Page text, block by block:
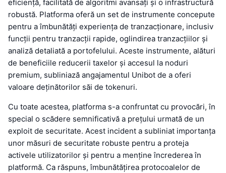
eficiență, facilitată de algoritmi avansați și o infrastructură
robustă. Platforma oferă un set de instrumente concepute
pentru a îmbunătăți experiența de tranzacționare, inclusiv
funcții pentru tranzacții rapide, oglindirea tranzacțiilor și
analiză detaliată a portofelului. Aceste instrumente, alături
de beneficiile reducerii taxelor și accesul la noduri
premium, subliniază angajamentul Unibot de a oferi
valoare deținătorilor săi de tokenuri.
Cu toate acestea, platforma s-a confruntat cu provocări, în
special o scădere semnificativă a prețului urmată de un
exploit de securitate. Acest incident a subliniat importanța
unor măsuri de securitate robuste pentru a proteja
activele utilizatorilor și pentru a menține încrederea în
platformă. Ca răspuns, îmbunătățirea protocoalelor de